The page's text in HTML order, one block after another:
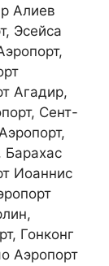
Алиев
Эсейса
Агадир,
Сент-
Барахас
Иоаннис
Гонконг
Аэропорт